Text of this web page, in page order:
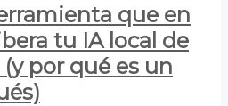
que en
tu IA local de
por qué es un